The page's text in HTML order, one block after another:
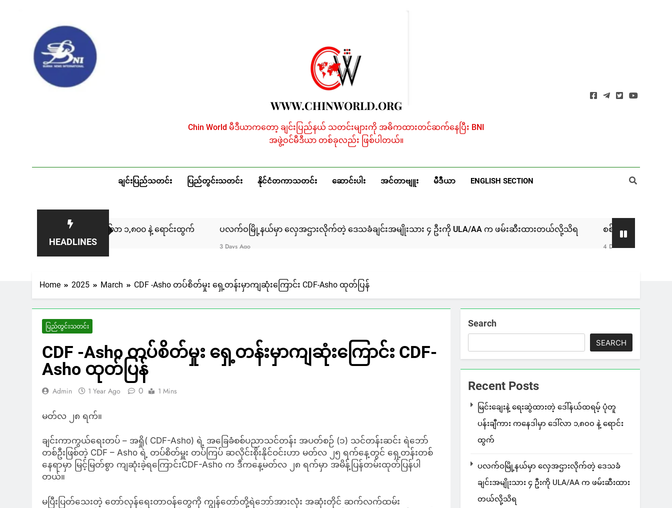
WWW.CHINWORLD.ORG
Chin World မီဒီယာကတော့ ချင်းပြည်နယ် သတင်းများကို အဓိကထားတင်ဆက်နေပြီး BNI
အဖွဲ့ဝင်မီဒီယာ တစ်ခုလည်း ဖြစ်ပါတယ်။
ချင်းပြည်သတင်း ပြည်တွင်းသတင်း နိုင်ငံတကာသတင်း ဆောင်းပါး အင်တာဗျူး မီဒီယာ ENGLISH SECTION
HEADLINES
ကား ကနေဒါမှာ ဒေါ်လာ ၁,၈၀၀ နဲ့ ရောင်းထွက် ပလက်ဝမြို့နယ်မှာ လှေအဌားလိုက်တဲ့ ဒေသခံချင်းအမျိုးသား ၄ ဦးကို ULA/AA က ဖမ်းဆီးထားတယ်လို့သိရ စစ်ကော်မရှင်နဲ့ ဆွေးနွေးခဲ့တဲ့
Home 2025 March CDF -Asho တပ်စိတ်မှုး ရှေ့တန်းမှာကျဆုံးကြောင်း CDF-Asho ထုတ်ပြန်
ပြည်တွင်းသတင်း
CDF -Asho တပ်စိတ်မှုး ရှေ့တန်းမှာကျဆုံးကြောင်း CDF-
Asho ထုတ်ပြန်
Admin 1 Year Ago 0 1 Mins
မတ်လ ၂၈ ရက်။
ချင်းကာကွယ်ရေးတပ် – အရှို( CDF-Asho) ရဲ့ အခြေခံစစ်ပညာသင်တန်း အပတ်စဉ် (၁) သင်တန်းဆင်း ရဲဘော်
တစ်ဦးဖြစ်တဲ့ CDF – Asho ရဲ့ တပ်စိတ်မှူး တပ်ကြပ် ဆလိုင်းစိုးနိုင်ဝင်းဟာ မတ်လ ၂၅ ရက်နေ့တွင် ရှေ့တန်းတစ်
နေရာမှာ မြင့်မြတ်စွာ ကျဆုံးခဲ့ရကြောင်းCDF-Asho က ဒီကနေ့မတ်လ ၂၈ ရက်မှာ အမိန့်ပြန်တမ်းထုတ်ပြန်ပါ
တယ်။
မပြီးပြတ်သေးတဲ့ တော်လှန်ရေးတာဝန်တွေကို ကျွန်တော်တို့ရဲဘော်အားလုံး အဆုံးတိုင် ဆက်လက်ထမ်း
Search
SEARCH
Recent Posts
မြင်းချေးနဲ့ ရေးဆွဲထားတဲ့ ဒေါ်နယ်ထရမ့် ပုံတူ
ပန်းချီကား ကနေဒါမှာ ဒေါ်လာ ၁,၈၀၀ နဲ့ ရောင်း
ထွက်
ပလက်ဝမြို့နယ်မှာ လှေအဌားလိုက်တဲ့ ဒေသခံ
ချင်းအမျိုးသား ၄ ဦးကို ULA/AA က ဖမ်းဆီးထား
တယ်လို့သိရ